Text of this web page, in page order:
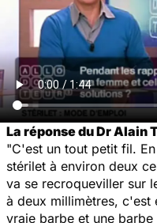
La réponse du Dr Alain
"C'est un tout petit fil.
stérilet à environ deux
va se recroqueviller sur
à deux millimètres, c'est
vraie barbe et une